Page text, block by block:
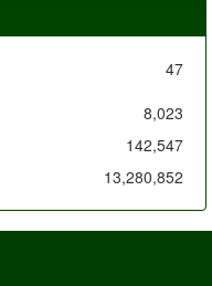
47
8,023
142,547
13,280,852